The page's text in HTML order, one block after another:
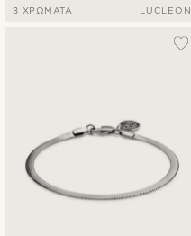
3 ΧΡΏΜΑΤΑ LUCLEON